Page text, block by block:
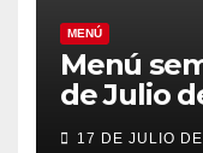
MENÚ
Menú
de Julio
17 DE JULIO